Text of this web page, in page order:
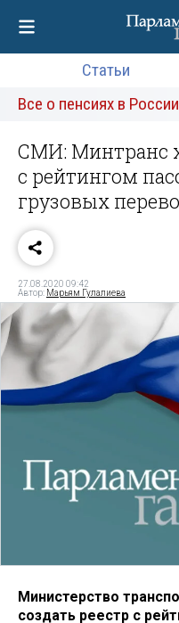
Статьи
Все о пенсиях в России
СМИ: Минтранс
с рейтингом
грузовых
27.08.2020 09:42
Автор: Марьям Гулалиева
Министерство
создать реестр с